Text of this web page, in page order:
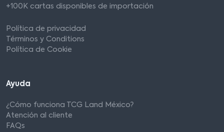
+100K cartas disponibles de importación
Política de privacidad
Términos y Conditions
Política de Cookie
Ayuda
¿Cómo funciona TCG Land México?
Atención al cliente
FAQs